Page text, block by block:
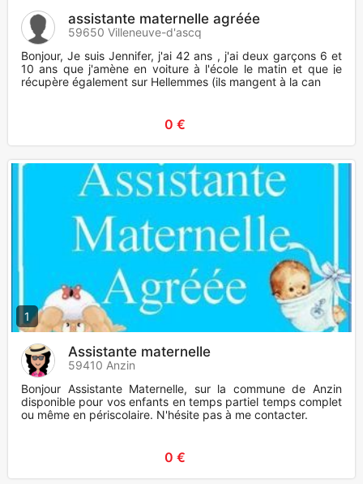
assistante maternelle agréée
59650 Villeneuve-d'ascq
Bonjour, Je suis Jennifer, j'ai 42 ans , j'ai deux garçons 6 et
10 ans que j'amène en voiture à l'école le matin et que je
récupère également sur Hellemmes (ils mangent à la can
0 €
1
Assistante maternelle
59410 Anzin
Bonjour Assistante Maternelle, sur la commune de Anzin
disponible pour vos enfants en temps partiel temps complet
ou même en périscolaire. N'hésite pas à me contacter.
0 €